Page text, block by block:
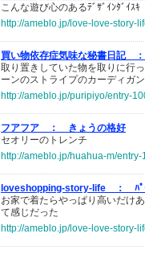
こんな遊び心のあるﾃﾞｻﾞｲﾝﾀﾞｲｽｷ
http://ameblo.jp/love-love-story-
買い物依存症気味な秘書日記 ：
取り置きしていた物を取りに行
ーンのストライプのカーディガン
http://ameblo.jp/puripiyo/entry-
フアフア ：
きょうの格好
セオリーのトレンチ
http://ameblo.jp/huahua-m/
loveshopping-story-life ：
ﾊ
お家で着たらやっぱり高いだけ
て感じだった
http://ameblo.jp/love-love-story-